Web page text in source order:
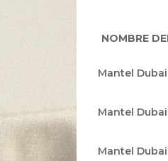
de
agrupados
NOMBRE
Mantel
Mantel
Mantel